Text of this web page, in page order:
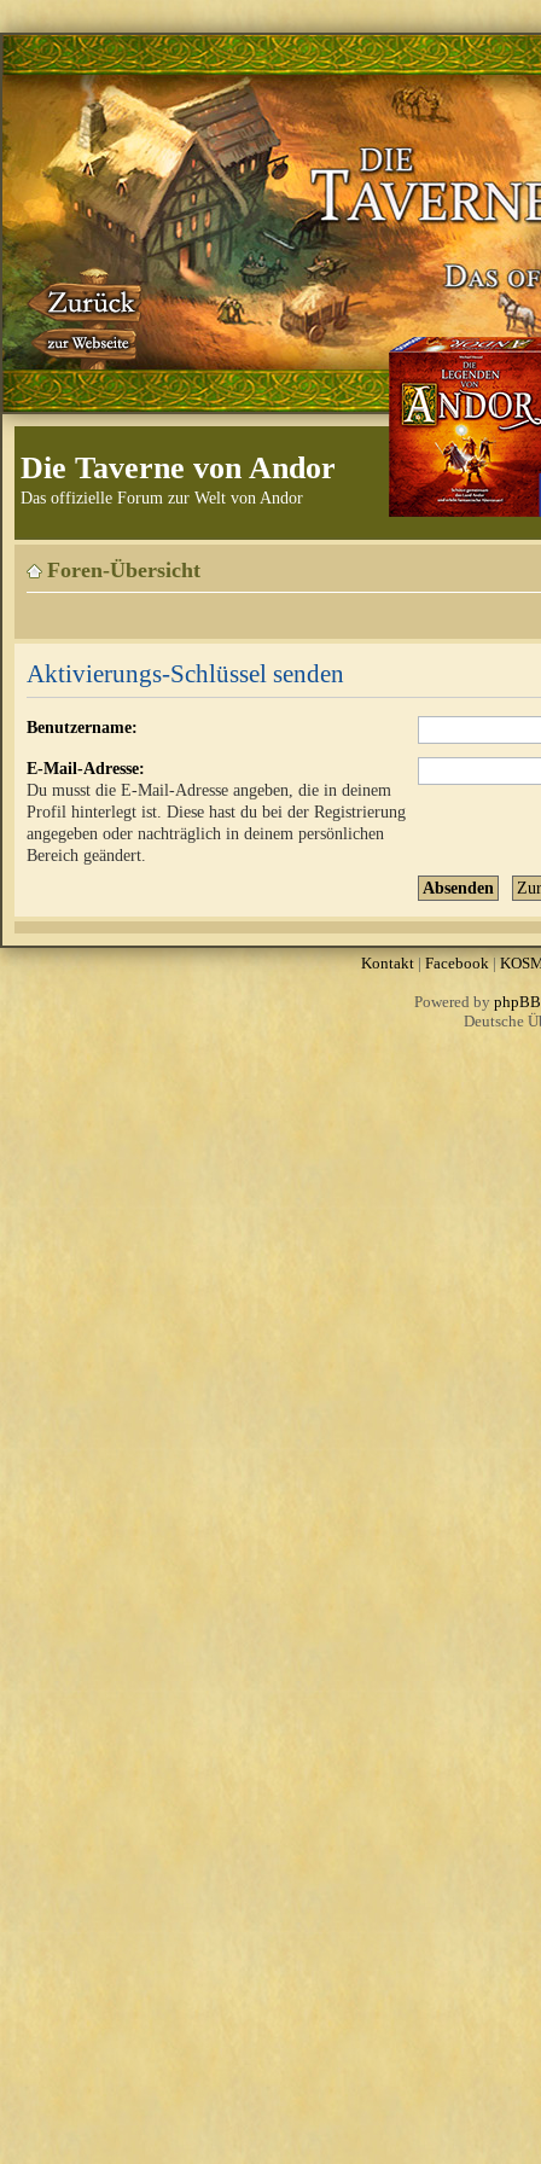
Die Taverne von Andor
Das offizielle Forum zur Welt von Andor
Foren-Übersicht
Aktivierungs-Schlüssel senden
Benutzername:
E-Mail-Adresse:
Du musst die E-Mail-Adresse angeben, die in deinem
Profil hinterlegt ist. Diese hast du bei der Registrierung
angegeben oder nachträglich in deinem persönlichen
Bereich geändert.
Kontakt| Facebook |
Powered by phpBB
Deutsche